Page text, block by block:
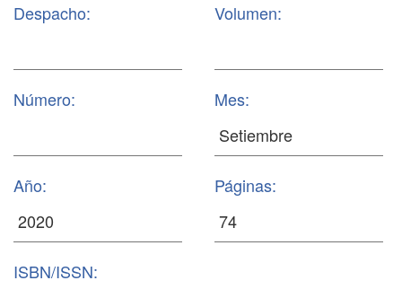
Despacho: Volumen:
Número: Mes:
Año: Páginas:
ISBN/ISSN: